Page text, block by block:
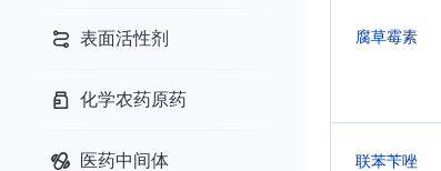
表面活性剂
化学农药原药
医药中间体
腐草霉素
联苯苄唑